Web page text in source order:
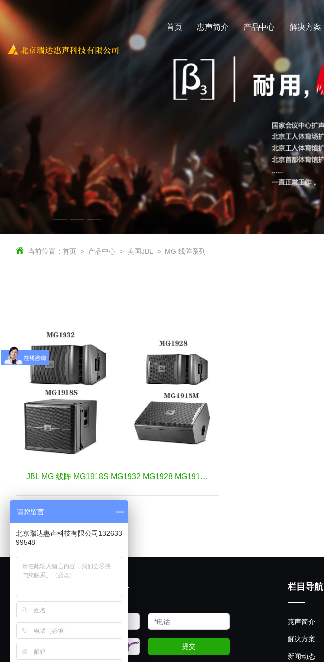
首页 惠声简介 产品中心 解决方案
当前位置： 首页 产品中心 美国JBL MG 线阵系列
JBL MG 线阵 MG1918S MG1932 MG1928 MG1915S MG1915M
欢迎展厅试音
提交
栏目导航
惠声简介
解决方案
新闻动态
请您留言
北京瑞达惠声科技有限公司132633
99548